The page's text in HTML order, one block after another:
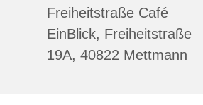
Freiheitstraße Café
EinBlick, Freiheitstraße
19A, 40822 Mettmann